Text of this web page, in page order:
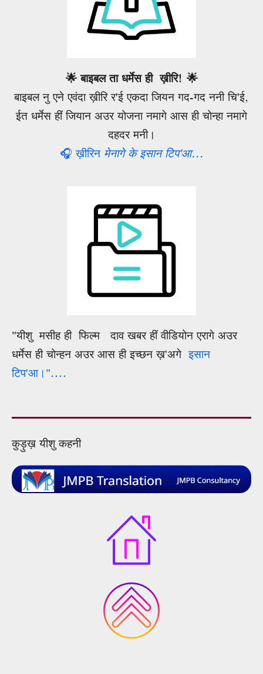
🌟 बाइबल ता धर्मेस ही ख़ीरि! 🌟
बाइबल नु एने एवंदा ख़ीरि र'ई एकदा जियन गद-गद ननी चि'ई,
ईत धर्मेस हीं जियान अउर योजना नमागे आस ही चोन्हा नमागे
दहदर मनी।
🎧 ख़ीरिनमेनागे के इसान टिप'आ...
"यीशु मसीह ही फिल्म दाव खबर हीं वीडियोन एरागे अउर
धर्मेस ही चोन्हन अउर आस ही इच्छन ख़'अगेइसान
टिप'आ।"....
कुड़ुख़ यीशु कहनी